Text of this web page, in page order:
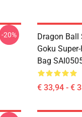
-20%
Dragon Ball
Goku
Bag
€ 33,94 - €